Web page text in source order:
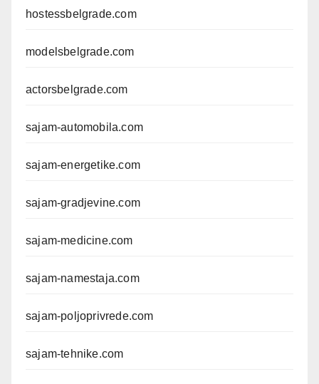
hostessbelgrade.com
modelsbelgrade.com
actorsbelgrade.com
sajam-automobila.com
sajam-energetike.com
sajam-gradjevine.com
sajam-medicine.com
sajam-namestaja.com
sajam-poljoprivrede.com
sajam-tehnike.com